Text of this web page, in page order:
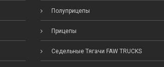
Полуприцепы
Прицепы
Седельные Тягачи FAW TRUCKS